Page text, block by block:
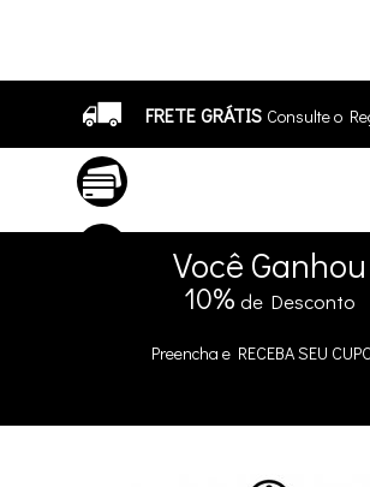
FRETE GRÁTIS Consulte o
5% DE DESCONTO no Pix e
Você Ganhou
10% de Desconto
Preencha e RECEBA SEU